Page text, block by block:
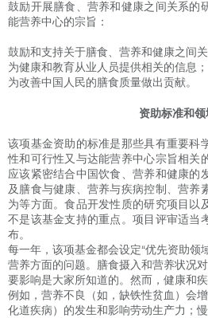
鼓励开展膳食、营养和健康之间关系的
能营养中心的宗旨：
鼓励和支持关于膳食、营养和健康之间关
为健康和教育从业人员提供相关的信息；
为改善中国人民的膳食质量做出贡献。
资助标准和领
该项基金资助的标准是那些具有重要科
性和可行性又与达能营养中心宗旨相关
应该紧密结合中国饮食、营养和健康的
及膳食与健康、营养与疾病控制、营养
为等方面。食品开发性质的研究项目以
不是该基金支持的重点。项目评审适当
布。
每一年，该项基金都会设定“优先资助领
营养方面的问题。膳食摄入和营养状况
要影响是大家所知道的。然而，健康和
例如，营养不良（如，缺铁性贫血）会
化道疾病）的发生和影响劳动生产力；